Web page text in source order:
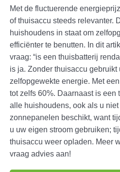
Met de fluctuerende
of thuisaccu steeds relevanter.
huishoudens in staat om
efficiënter te benutten. In dit
vraag: “is een thuisbatterij
is ja. Zonder thuisaccu gebruikt
zelfopgewekte energie. Met
tot zelfs 60%. Daarnaast is een
alle huishoudens, ook als u
zonnepanelen beschikt, want
u uw eigen stroom gebruiken;
thuisaccu weer opladen. Meer
vraag advies aan!